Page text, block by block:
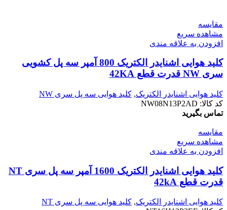
مقایسه
مشاهده سریع
افزودن به علاقه مندی
کليد هوایی اشنایدر الکتریک 800 آمپر سه پل کشویی
سری NW قدرت قطع 42KA
کلید هوایی اشنایدر الکتریک, کلید هوایی سه پل سری NW
کد کالا: NW08N13P2AD
تماس بگیرید
مقایسه
مشاهده سریع
افزودن به علاقه مندی
کليد هوایی اشنایدر الکتریک 1600 آمپر سه پل سری NT
قدرت قطع 42kA
کلید هوایی اشنایدر الکتریک, کلید هوایی سه پل سری NT